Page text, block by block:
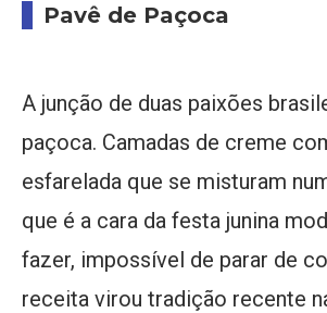
Pavê de Paçoca
A junção de duas paixões
paçoca. Camadas de creme
esfarelada que se misturam
que é a cara da festa junina
fazer, impossível de parar de
receita virou tradição recente